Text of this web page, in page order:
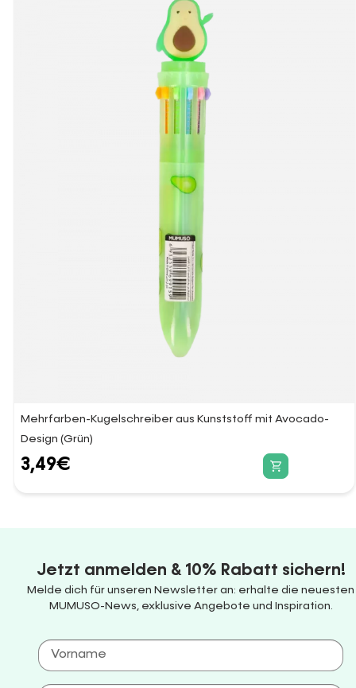
Mehrfarben-Kugelschreiber aus Kunststoff mit Avocado-
Design (Grün)
3,49€
Jetzt anmelden & 10% Rabatt sichern!
Melde dich für unseren Newsletter an: erhalte die neuesten
MUMUSO-News, exklusive Angebote und Inspiration.